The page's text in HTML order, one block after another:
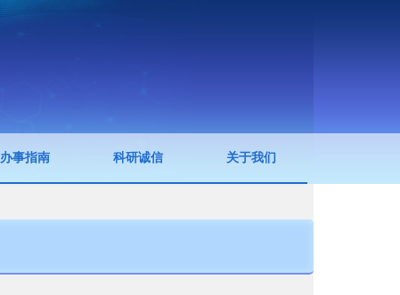
办事指南 科研诚信 关于我们